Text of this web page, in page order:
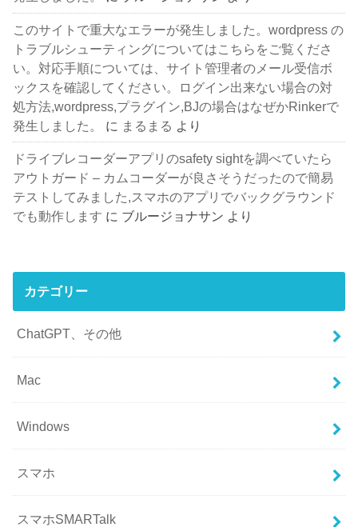
このサイトで重大なエラーが発生しました。wordpress の
トラブルシューティングについてはこちらをご覧くださ
い。対応手順については、サイト管理者のメール受信ボ
ックスを確認してください。ログイン出来ない場合の対
処方法,wordpress,プラグイン,BJの場合はなぜかRinkerで
発生しました。
に まるまる より
ドライブレコーダーアプリのsafety sightを調べていたら
アウトガード – カムコーダーが良さそうだったので簡易
テストしてみました,スマホのアプリでバックグラウンド
でも動作します に ブルージョナサン より
カテゴリー
ChatGPT、その他
Mac
Windows
スマホ
スマホSMARTalk